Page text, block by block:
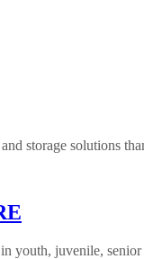
storage solutions
in youth, juvenile, senior